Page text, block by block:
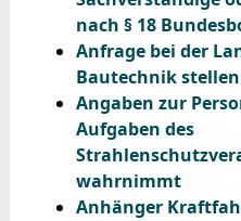
nach § 18
Anfrage bei der
Bautechnik stellen
Angaben zur
Aufgaben des
wahrnimmt
Anhänger